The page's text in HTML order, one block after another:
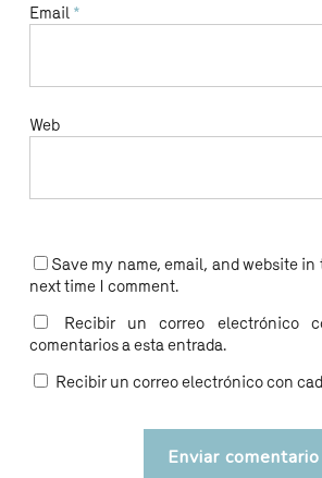
Email *
Web
Save my name, email, and website
next time I comment.
Recibir un correo electrónico
comentarios a esta entrada.
Recibir un correo electrónico con